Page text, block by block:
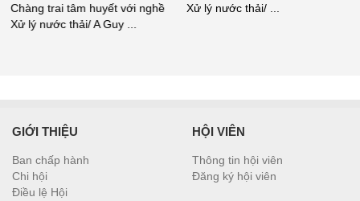
Chàng trai tâm huyết với nghề
Xử lý nước thải/ A Guy ...
Xử lý nước thải/ ...
GIỚI THIỆU
Ban chấp hành
Chi hội
Điều lệ Hội
HỘI VIÊN
Thông tin hội viên
Đăng ký hội viên